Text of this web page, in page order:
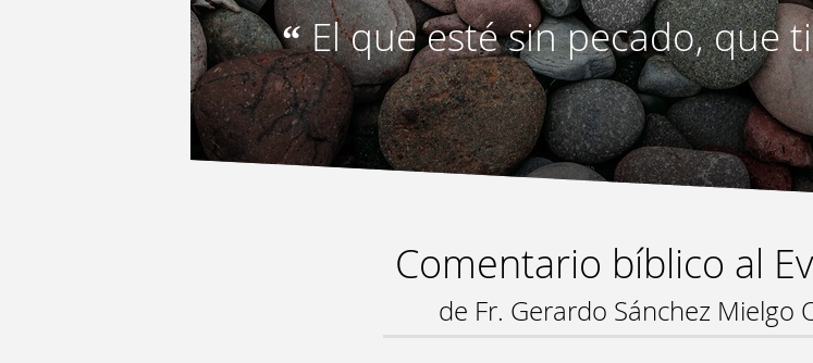
“El que esté sin pecado, que
Comentario bíblico al
de Fr. Gerardo Sánchez Mielgo